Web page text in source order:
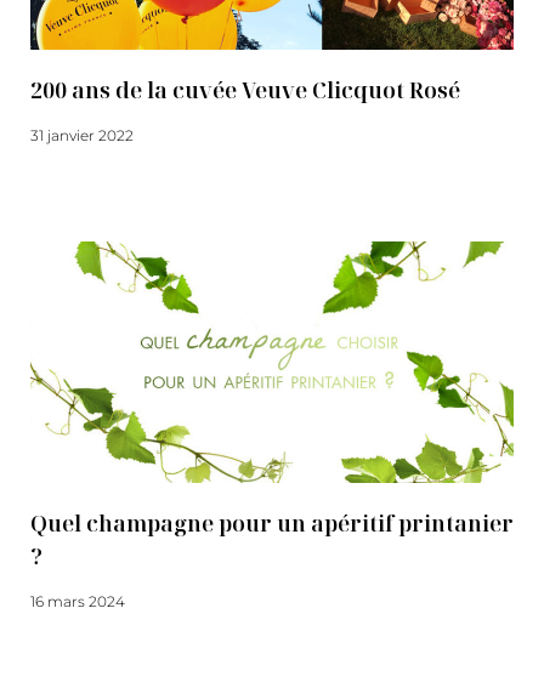
200 ans de la cuvée Veuve Clicquot Rosé
31 janvier 2022
Quel champagne pour un apéritif printanier
?
16 mars 2024